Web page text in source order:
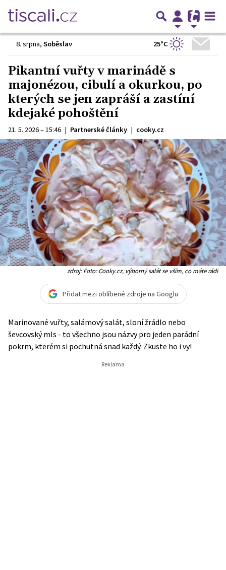
8. srpna, Soběslav 25°C
Pikantní vuřty v marinádě s
majonézou, cibulí a okurkou, po
kterých se jen zapráší a zastíní
kdejaké pohoštění
21. 5. 2026 – 15:46 | Partnerské články | cooky.cz
zdroj: Foto: Cooky.cz, výborný salát se vším, co máte rádi
Přidat mezi oblíbené zdroje na Googlu
Marinované vuřty, salámový salát, sloní žrádlo nebo
ševcovský mls - to všechno jsou názvy pro jeden parádní
pokrm, kterém si pochutná snad každý. Zkuste ho i vy!